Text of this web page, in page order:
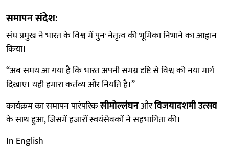
समापन संदेश:
संघ प्रमुख ने भारत के विश्व में पुनः नेतृत्व की भूमिका निभाने का आह्वान
किया।
“अब समय आ गया है कि भारत अपनी समग्र दृष्टि से विश्व को नया मार्ग
दिखाए। यही हमारा कर्तव्य और नियति है।”
कार्यक्रम का समापन पारंपरिकसीमोल्लंघनऔरविजयादशमी उत्सव
के साथ हुआ, जिसमें हजारों स्वयंसेवकों ने सहभागिता की।
In English